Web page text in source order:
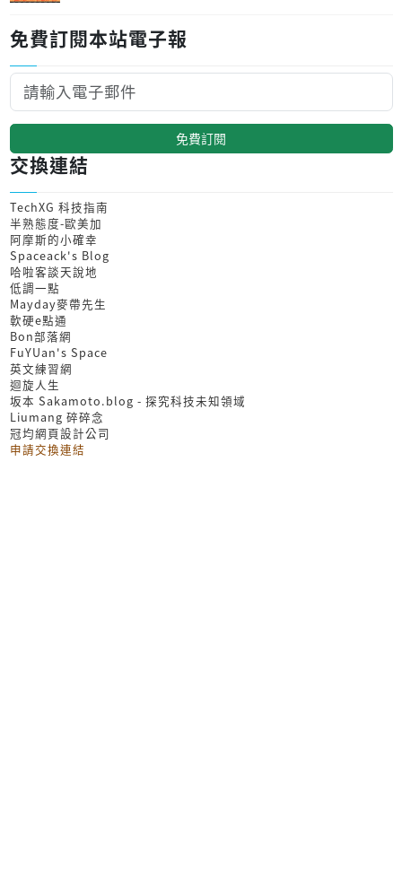
免費訂閱本站電子報
免費訂閱
交換連結
TechXG 科技指南
半熟態度-歐美加
阿摩斯的小確幸
Spaceack's Blog
哈啦客談天說地
低調一點
Mayday麥帶先生
軟硬e點通
Bon部落網
FuYUan's Space
英文練習網
迴旋人生
坂本 Sakamoto.blog - 探究科技未知領域
Liumang 碎碎念
冠均網頁設計公司
申請交換連結